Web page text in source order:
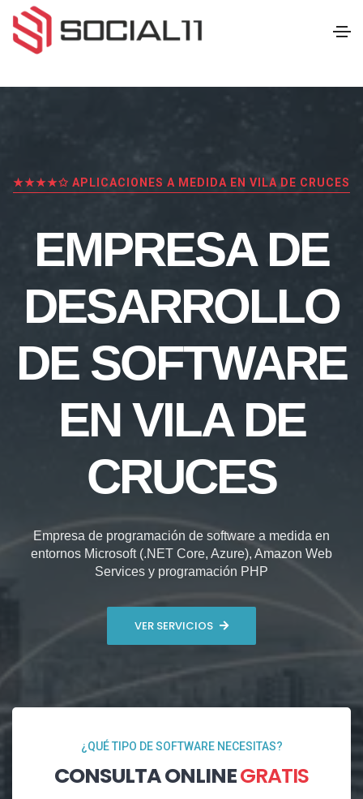
★★★★✩ APLICACIONES A MEDIDA EN VILA DE CRUCES
EMPRESA DE
DESARROLLO
DE SOFTWARE
EN VILA DE
CRUCES
Empresa de programación de software a medida en
entornos Microsoft (.NET Core, Azure), Amazon Web
Services y programación PHP
VER SERVICIOS
¿QUÉ TIPO DE SOFTWARE NECESITAS?
CONSULTA ONLINEGRATIS